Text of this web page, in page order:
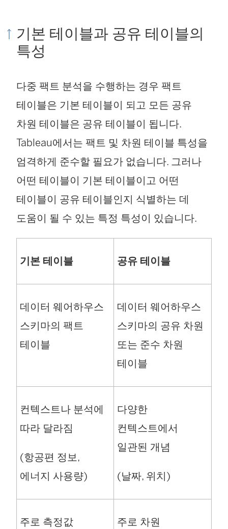
기본 테이블과 공유 테이블의
특성
다중 팩트 분석을 수행하는 경우 팩트
테이블은 기본 테이블이 되고 모든 공유
차원 테이블은 공유 테이블이 됩니다.
Tableau에서는 팩트 및 차원 테이블 특성을
엄격하게 준수할 필요가 없습니다. 그러나
어떤 테이블이 기본 테이블이고 어떤
테이블이 공유 테이블인지 식별하는 데
도움이 될 수 있는 특정 특성이 있습니다.
기본 테이블 공유 테이블
데이터 웨어하우스
스키마의 팩트
테이블
데이터 웨어하우스
스키마의 공유 차원
또는 준수 차원
테이블
컨텍스트나 분석에
따라 달라짐
(항공편 정보,
에너지 사용량)
다양한
컨텍스트에서
일관된 개념
(날짜, 위치)
주로 측정값 주로 차원